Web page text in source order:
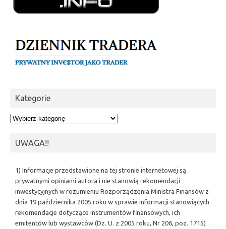
Kategorie
Kategorie
UWAGA!!
1) Informacje przedstawione na tej stronie internetowej są
prywatnymi opiniami autora i nie stanowią rekomendacji
inwestycyjnych w rozumieniu Rozporządzenia Ministra Finansów z
dnia 19 października 2005 roku w sprawie informacji stanowiących
rekomendacje dotyczące instrumentów finansowych, ich
emitentów lub wystawców (Dz. U. z 2005 roku, Nr 206, poz. 1715) .